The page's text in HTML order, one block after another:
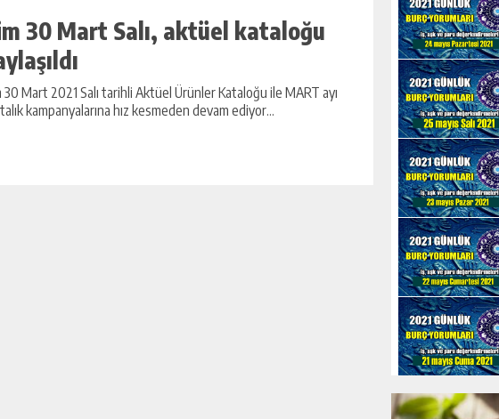
30 Mart Salı, aktüel kataloğu
30 Mart 2021 Salı tarihli Aktüel Ürünler Kataloğu ile MART ayı
kampanyalarına hız kesmeden devam ediyor...